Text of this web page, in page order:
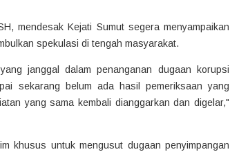
mendesak Kejati Sumut segera menyampaikan
spekulasi di tengah masyarakat.
janggal dalam penanganan dugaan korupsi
sekarang belum ada hasil pemeriksaan yang
yang sama kembali dianggarkan dan digelar,"
khusus untuk mengusut dugaan penyimpangan